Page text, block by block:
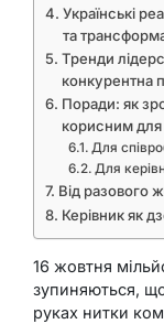
Українські
та
Тренди
конкурентна
Поради: як
корисним для
Для
Для
Від разового
Керівник як
16 жовтня
зупиняються,
руках нитки